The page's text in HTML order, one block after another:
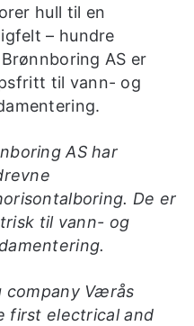
hull til en
– hundre
AS er
til vann- og
AS har
De er
til vann- og
company Værås
first electrical and